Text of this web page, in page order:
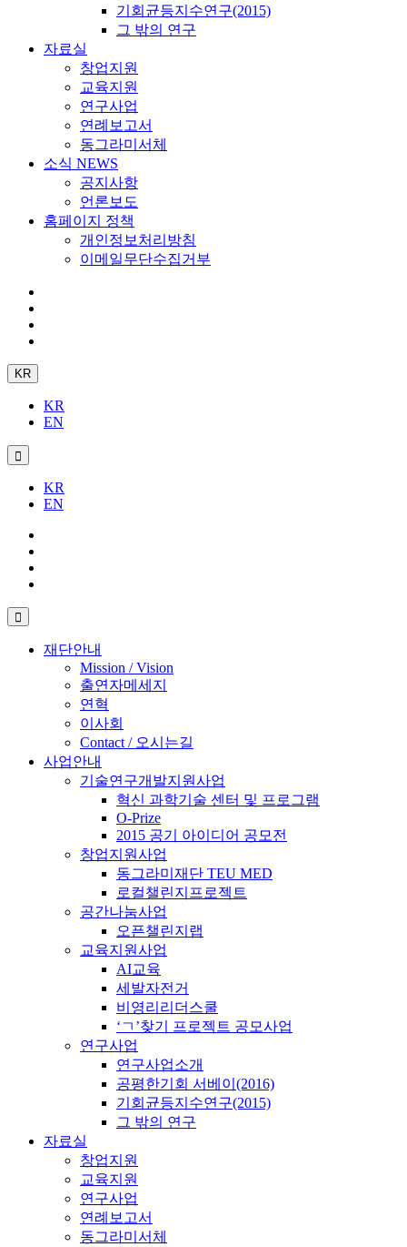
기회균등지수연구(2015)
그 밖의 연구
자료실
창업지원
교육지원
연구사업
연례보고서
동그라미서체
소식 NEWS
공지사항
언론보도
홈페이지 정책
개인정보처리방침
이메일무단수집거부
KR
KR
EN
KR
EN
재단안내
Mission / Vision
출연자메세지
연혁
이사회
Contact / 오시는길
사업안내
기술연구개발지원사업
혁신 과학기술 센터 및 프로그램
O-Prize
2015 공기 아이디어 공모전
창업지원사업
동그라미재단 TEU MED
로컬챌린지프로젝트
공간나눔사업
오픈챌린지랩
교육지원사업
AI교육
세발자전거
비영리리더스쿨
‘ㄱ’찾기 프로젝트 공모사업
연구사업
연구사업소개
공평한기회 서베이(2016)
기회균등지수연구(2015)
그 밖의 연구
자료실
창업지원
교육지원
연구사업
연례보고서
동그라미서체